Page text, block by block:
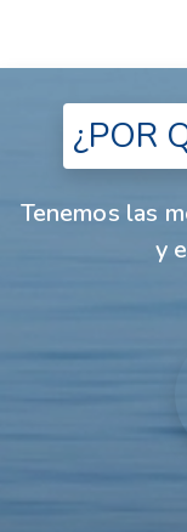
¿POR
Tenemos las
y